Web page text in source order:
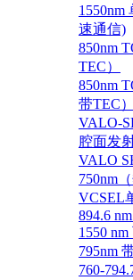
1550nm
速通信)
850nm
TEC）
850nm
带TEC）
VALO-
腔面发
VALO
750nm
VCSEL
894.6
1550
795nm
760-